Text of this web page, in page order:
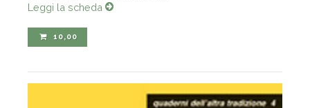
Leggi la scheda
10,00